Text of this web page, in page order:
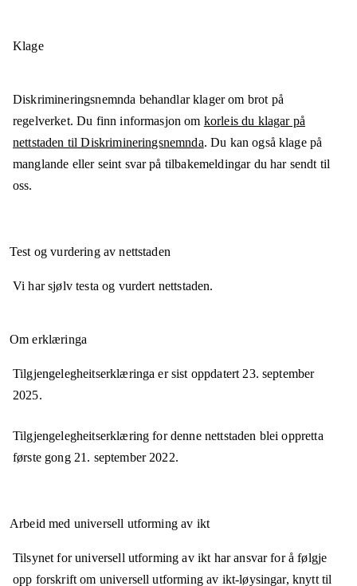
Klage
Diskrimineringsnemnda behandlar klager om brot på
regelverket. Du finn informasjon om korleis du klagar på
nettstaden til Diskrimineringsnemnda. Du kan også klage på
manglande eller seint svar på tilbakemeldingar du har sendt til
oss.
Test og vurdering av nettstaden
Vi har sjølv testa og vurdert nettstaden.
Om erklæringa
Tilgjengelegheitserklæringa er sist oppdatert23. september
2025.
Tilgjengelegheitserklæring for denne nettstaden blei oppretta
første gong 21. september 2022.
Arbeid med universell utforming av ikt
Tilsynet for universell utforming av ikt har ansvar for å følgje
opp forskrift om universell utforming av ikt-løysingar, knytt til